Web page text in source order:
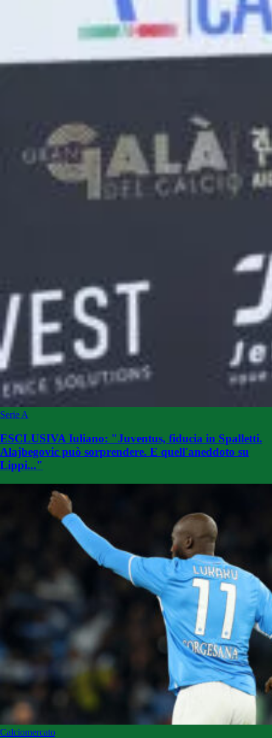
Serie A
ESCLUSIVA Iuliano: "Juventus, fiducia in Spalletti.
Alajbegovic può sorprendere. E quell'aneddoto su
Lippi..."
Calciomercato